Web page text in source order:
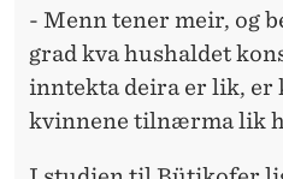
- Menn tener meir, og
grad kva hushaldet
inntekta deira er lik, er
kvinnene tilnærma lik